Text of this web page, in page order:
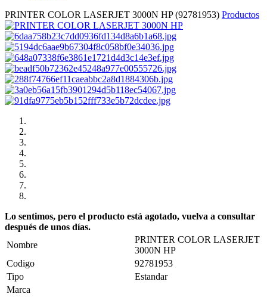
PRINTER COLOR LASERJET 3000N HP (92781953) Productos
Lo sentimos, pero el producto está agotado, vuelva a consultar
después de unos días.
Nombre
PRINTER COLOR LASERJET
3000N HP
Codigo
92781953
Tipo
Estandar
Marca